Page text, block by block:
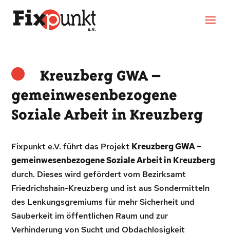
Kreuzberg GWA –
gemeinwesenbezogene
Soziale Arbeit in Kreuzberg
Fixpunkt e.V. führt das Projekt Kreuzberg GWA –
gemeinwesenbezogene Soziale Arbeit in Kreuzberg
durch. Dieses wird gefördert vom Bezirksamt
Friedrichshain-Kreuzberg und ist aus Sondermitteln
des Lenkungsgremiums für mehr Sicherheit und
Sauberkeit im öffentlichen Raum und zur
Verhinderung von Sucht und Obdachlosigkeit